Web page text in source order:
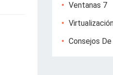
Ventanas 7
Consejos